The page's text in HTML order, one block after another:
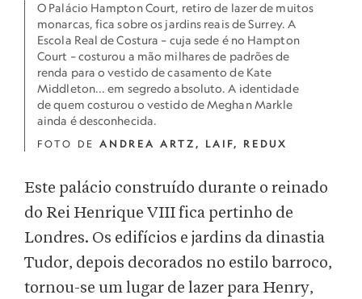
O Palácio Hampton Court, retiro de lazer de muitos
monarcas, fica sobre os jardins reais de Surrey. A
Escola Real de Costura – cuja sede é no Hampton
Court – costurou a mão milhares de padrões de
renda para o vestido de casamento de Kate
Middleton... em segredo absoluto. A identidade
de quem costurou o vestido de Meghan Markle
ainda é desconhecida.
FOTO DE ANDREA ARTZ, LAIF, REDUX
Este palácio construído durante o reinado
do Rei Henrique VIII fica pertinho de
Londres. Os edifícios e jardins da dinastia
Tudor, depois decorados no estilo barroco,
tornou-se um lugar de lazer para Henry,